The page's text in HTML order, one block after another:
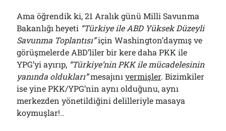
Ama öğrendik ki, 21 Aralık günü Milli Savunma
Bakanlığı heyeti “Türkiye ile ABD Yüksek Düzeyli
Savunma Toplantısı”için Washington’daymış ve
görüşmelerde ABD’liler bir kere daha PKK ile
YPG’yi ayırıp, “Türkiye’nin PKK ile mücadelesinin
yanında oldukları”mesajınıvermişler. Bizimkiler
ise yine PKK/YPG’nin aynı olduğunu, aynı
merkezden yönetildiğini delilleriyle masaya
koymuşlar!..